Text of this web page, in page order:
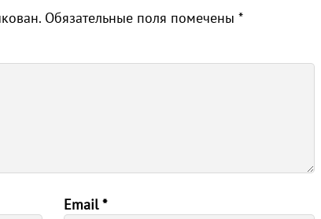
Обязательные поля помечены *
Email*